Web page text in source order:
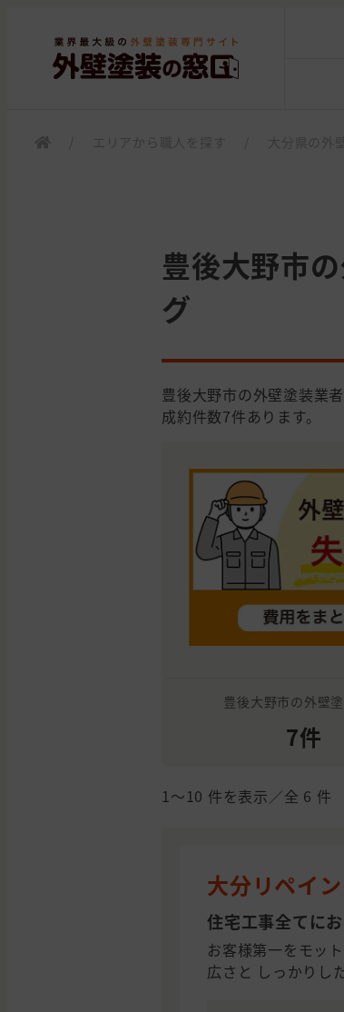
豊後大野市
グ
豊後大野市の外壁塗装業
成約件数7件あります。
豊後大野市の外壁
7件
1〜10 件を表示／全 6 件
大分リペイ
住宅工事全てに
お客様第一をモッ
広さと しっかりし